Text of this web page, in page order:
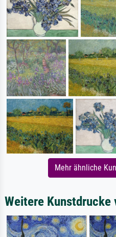
Mehr ähnliche
Weitere Kunstdrucke